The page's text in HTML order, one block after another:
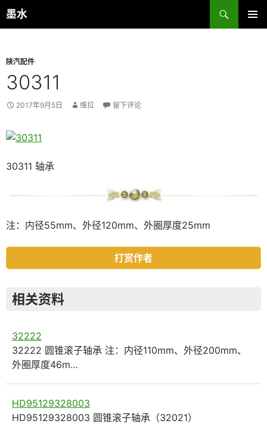
跳
至
墨水
搜
索
陕汽配件
30311
2017年9月5日 维拉 留下评论
30311 轴承
注：内径55mm、外径120mm、外圈厚度25mm
打赏作者
相关资料
32222
32222 圆锥滚子轴承 注：内径110mm、外径200mm、
外圈厚度46m…
HD95129328003
HD95129328003 圆锥滚子轴承（32021）